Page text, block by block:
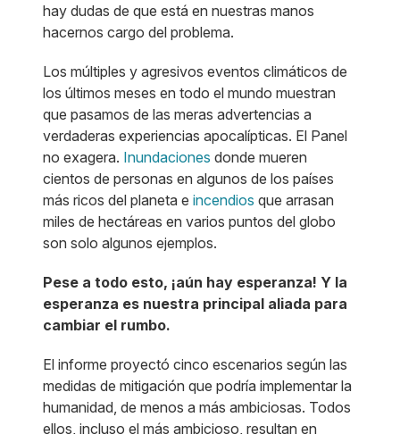
hay dudas de que está en nuestras manos
hacernos cargo del problema.
Los múltiples y agresivos eventos climáticos de
los últimos meses en todo el mundo muestran
que pasamos de las meras advertencias a
verdaderas experiencias apocalípticas. El Panel
no exagera. Inundaciones donde mueren
cientos de personas en algunos de los países
más ricos del planeta e incendios que arrasan
miles de hectáreas en varios puntos del globo
son solo algunos ejemplos.
Pese a todo esto, ¡aún hay esperanza! Y la
esperanza es nuestra principal aliada para
cambiar el rumbo.
El informe proyectó cinco escenarios según las
medidas de mitigación que podría implementar la
humanidad, de menos a más ambiciosas. Todos
ellos, incluso el más ambicioso, resultan en